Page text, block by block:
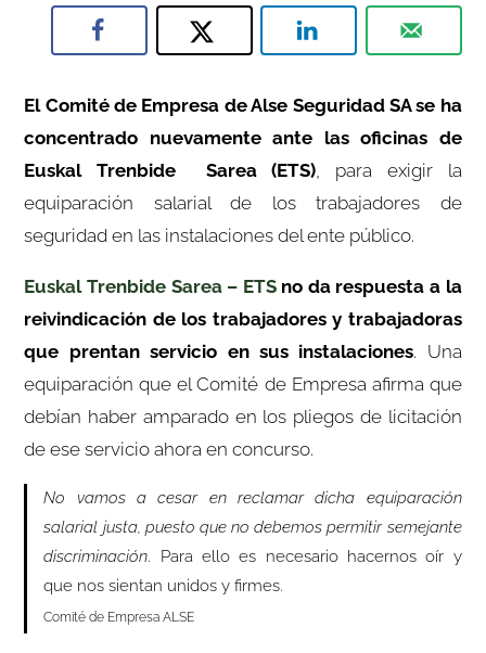
El Comité de Empresa de Alse Seguridad SA se ha
concentrado nuevamente ante las oficinas de
Euskal Trenbide Sarea (ETS) , para exigir la
equiparación salarial de los trabajadores de
seguridad en las instalaciones del ente público.
Euskal Trenbide Sarea – ETSno da respuesta a la
reivindicación de los trabajadores y trabajadoras
que prentan servicio en sus instalaciones. Una
equiparación que el Comité de Empresa afirma que
debían haber amparado en los pliegos de licitación
de ese servicio ahora en concurso.
No vamos a cesar en reclamar dicha equiparación
salarial justa, puesto que no debemos permitir semejante
discriminación. Para ello es necesario hacernos oír y
que nos sientan unidos y firmes.
Comité de Empresa ALSE